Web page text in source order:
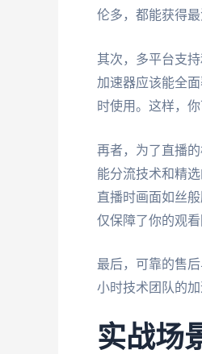
伦多，都能获得最
其次，多平台支
加速器应该能全
时使用。这样，
再者，为了直播
能分流技术和精
直播时画面如丝
仅保障了你的观
最后，可靠的售
小时技术团队的
实战场